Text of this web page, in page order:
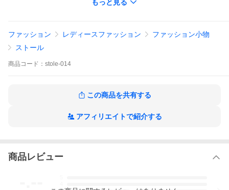
糸が出ている場合がございます。
場合がありますので、ご注意ください。
◇タンブル乾燥禁止
◇デリケートな生地を使用しておりますので、多少ほつれ等ある
ことがございます。
◇職人による手作りなので、多少のサイズの差があります。
これもアジアン雑貨の味、風合いとご理解の上、ご注文ください
ますようお願い申し上げます。
お届けとなりますので、盗難・紛失などにはご注意願います。
異なる場合がございます。
もっと見る
ファッション レディースファッション
ファッション小物
ストール
商品 コード： stole-014
この商品を共有する
アフィリエイトで紹介する
商品レビュー